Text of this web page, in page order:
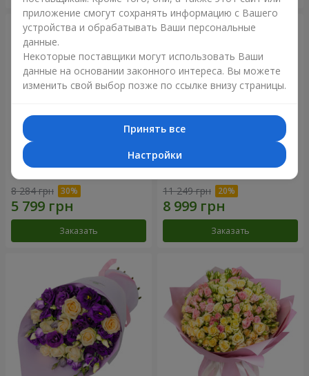
Букет "Сила Любви!"
8 284 грн
Заказать
Романтический букет
11 249 грн
Заказать
приложение смогут сохранять информацию с Вашего
устройства и обрабатывать Ваши персональные
данные.
Некоторые поставщики могут использовать Ваши
данные на основании законного интереса. Вы можете
изменить свой выбор позже по ссылке внизу страницы.
Принять все
Настройки